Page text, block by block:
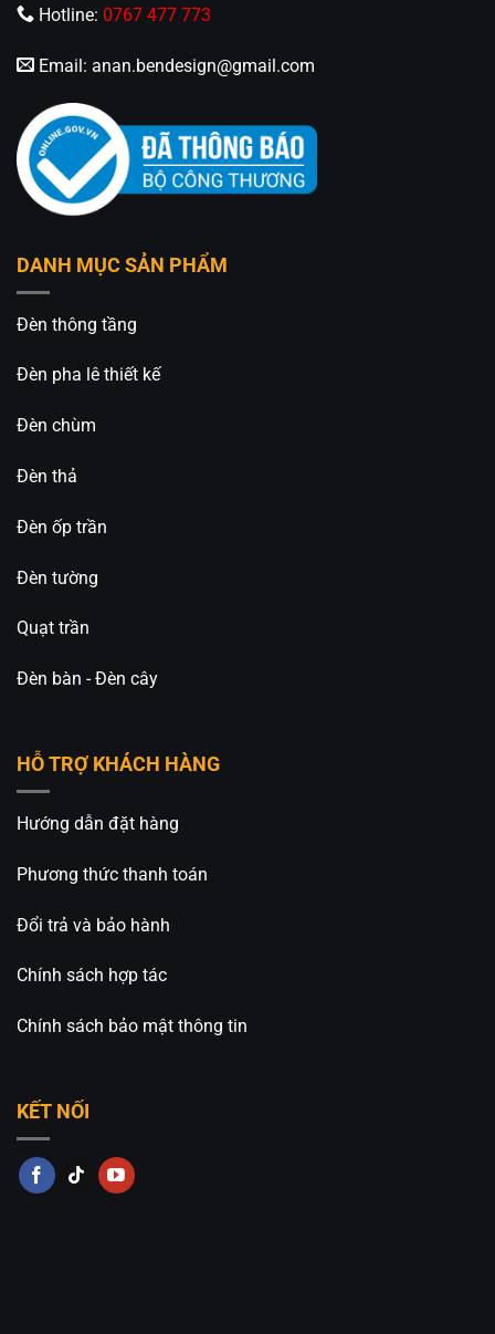
Hotline: 0767 477 773
Email: anan.bendesign@gmail.com
DANH MỤC SẢN PHẨM
Đèn thông tầng
Đèn pha lê thiết kế
Đèn chùm
Đèn thả
Đèn ốp trần
Đèn tường
Quạt trần
Đèn bàn - Đèn cây
HỖ TRỢ KHÁCH HÀNG
Hướng dẫn đặt hàng
Phương thức thanh toán
Đổi trả và bảo hành
Chính sách hợp tác
Chính sách bảo mật thông tin
KẾT NỐI